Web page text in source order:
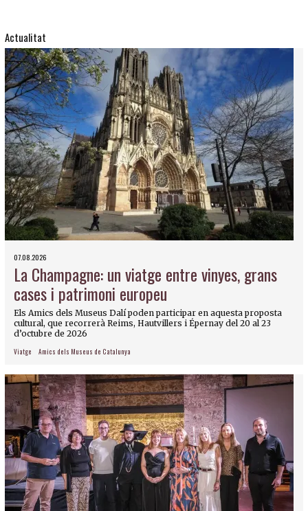
Actualitat
07.08.2026
La Champagne: un viatge entre vinyes, grans
cases i patrimoni europeu
Els Amics dels Museus Dalí poden participar en aquesta proposta
cultural, que recorrerà Reims, Hautvillers i Épernay del 20 al 23
d’octubre de 2026
Viatge Amics dels Museus de Catalunya